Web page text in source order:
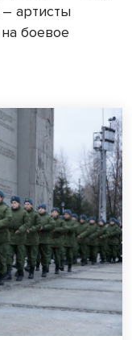
артисты
боевое